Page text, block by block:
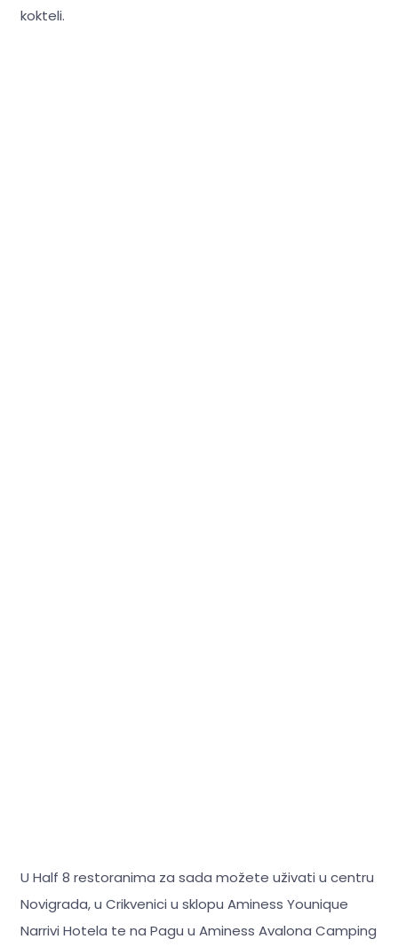
kokteli.
U Half 8 restoranima za sada možete uživati u centru
Novigrada, u Crikvenici u sklopu Aminess Younique
Narrivi Hotela te na Pagu u Aminess Avalona Camping